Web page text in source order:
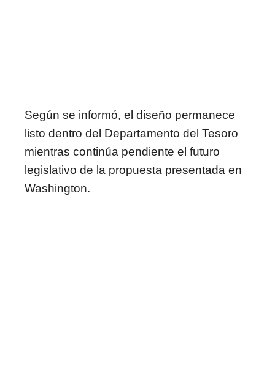
Según se informó, el diseño permanece
listo dentro del Departamento del Tesoro
mientras continúa pendiente el futuro
legislativo de la propuesta presentada en
Washington.